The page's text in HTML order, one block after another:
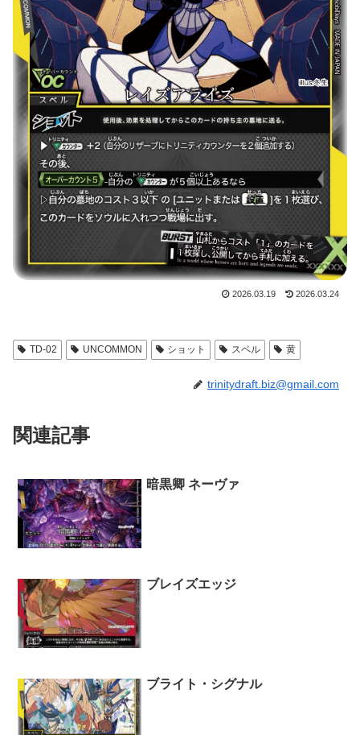
2026.03.19 2026.03.24
TD-02 UNCOMMON ショット スペル 黄
trinitydraft.biz@gmail.com
関連記事
暗黒卿 ネーヴァ
ブレイズエッジ
ブライト・シグナル